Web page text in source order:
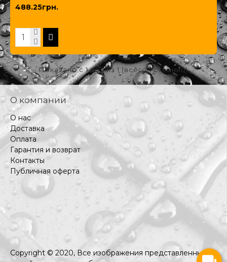
488.25грн.
Показано с 1 по 1 из 1 (всего 1 страниц)
О компании
О нас
Доставка
Оплата
Гарантия и возврат
Контакты
Публичная оферта
Copyright © 2020, Все изображения представленные